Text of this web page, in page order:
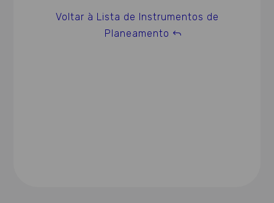
Voltar à Lista de Instrumentos de
Planeamento